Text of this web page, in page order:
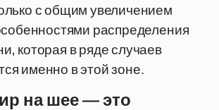
с общим увеличением
распределения
которая в ряде случаев
именно в этой зоне.
на шее — это